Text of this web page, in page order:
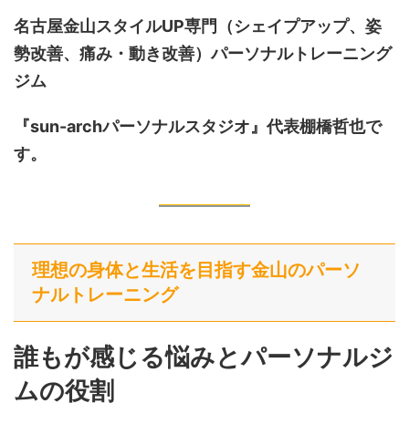
名古屋金山スタイルUP専門
（シェイプアップ、姿
勢改善、痛み・動き改善）パーソナルトレーニング
ジム
『sun-archパーソナルスタジオ』代表棚橋哲也で
す。
理想の身体と生活を目指す金山のパーソ
ナルトレーニング
誰もが感じる悩みとパーソナルジ
ムの役割